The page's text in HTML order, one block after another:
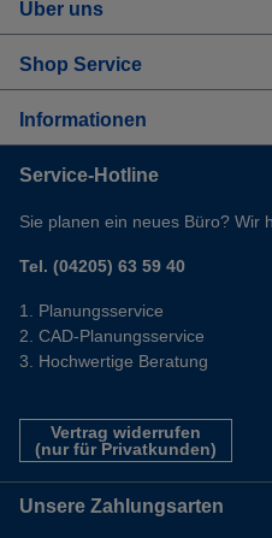
Über uns
Shop Service
Informationen
Service-Hotline
Sie planen ein neues Büro? Wir
Tel. (04205) 63 59 40
Planungsservice
CAD-Planungsservice
Hochwertige Beratung
Vertrag widerrufen
(nur für Privatkunden)
Unsere Zahlungsarten